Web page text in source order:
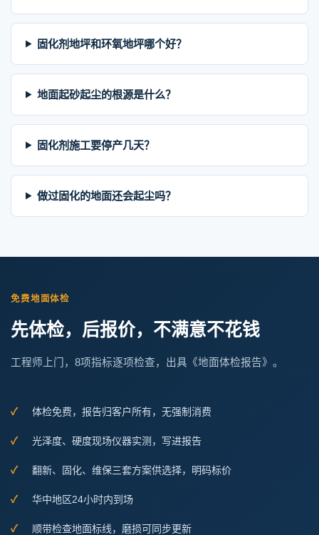
固化剂地坪和环氧地坪哪个好？
地面起砂起尘的根源是什么？
固化剂施工要停产几天？
做过固化的地面还会起尘吗？
免费地面体检
先体检，后报价，不满意不花钱
工程师上门，8项指标逐项检查，出具《地面体检报告》。
体检免费，报告归客户所有，无强制消费
光泽度、硬度现场仪器实测，写进报告
翻新、固化、维保三套方案供选择，明码标价
华中地区24小时内到场
顺带检查地面标线，磨损可同步更新